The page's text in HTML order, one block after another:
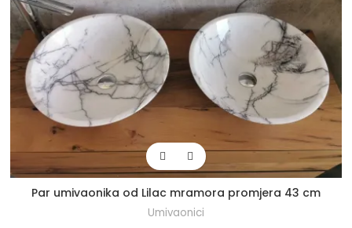
Par umivaonika od Lilac mramora promjera 43 cm
Umivaonici